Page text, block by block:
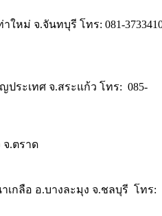
ใหม่ จ.จันทบุรี โทร: 081-
ระเทศ จ.สระแก้ว โทร: 085-
จ.ตราด
เกลือ อ.บางละมุง จ.ชลบุรี โทร: